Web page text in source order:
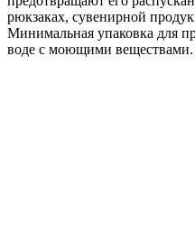
рюкзаках, сувенирной
Минимальная упаковка для
воде с моющими веществами.